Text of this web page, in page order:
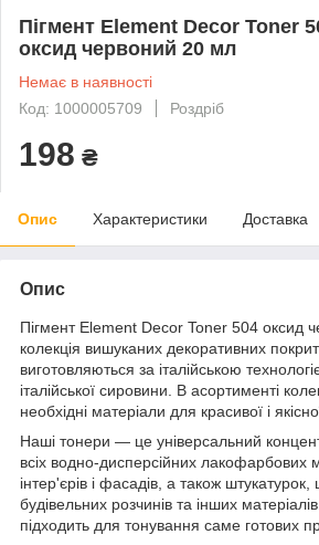
Пігмент Element Decor Toner
оксид червоний 20 мл
Немає в наявності
Код: 1000005709
Роздріб
198 ₴
Опис Характеристики Доставка
Опис
Пігмент Element Decor Toner 504 оксид
колекція вишуканих декоративних
виготовляються за італійською
італійської сировини. В асортименті
необхідні матеріали для красивої і
Наші тонери — це універсальний
всіх водно-дисперсійних лакофарбових
інтер'єрів і фасадів, а також штукатурок,
будівельних розчинів та інших
підходить для тонування саме готових